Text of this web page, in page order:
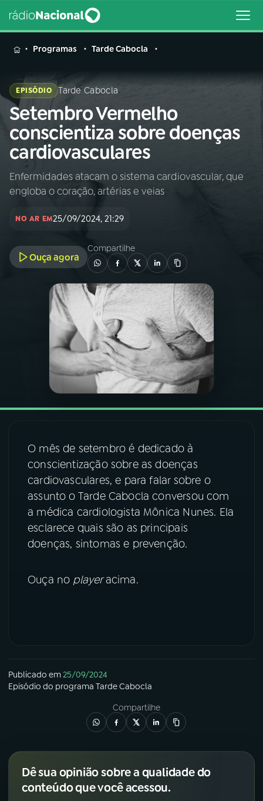
MENU
Buscar
na
Rádio
Nacional
Buscar
AO VIVO
INÍCIO
A RÁDIO
PROGRAMAÇÃO
PROGRAMAS
PODCASTS
06VIDEOCASTS
07ÚLTIMAS
08FESTIVAL DE MÚSICA
ACOMPANHE A RÁDIO NACIONAL
YouTube Facebook
Instagram
Programas Tarde Cabocla
EPISÓDIO Tarde Cabocla
Setembro Vermelho
conscientiza sobre doenças
cardiovasculares
Enfermidades atacam o sistema cardiovascular, que
engloba o coração, artérias e veias
NO AR EM25/09/2024, 21:29
Ouça agora
Compartilhe
O mês de setembro é dedicado à
conscientização sobre as doenças
cardiovasculares, e para falar sobre o
assunto o Tarde Cabocla conversou com
a médica cardiologista Mônica Nunes. Ela
esclarece quais são as principais
doenças, sintomas e prevenção.
Ouça no playeracima.
Publicado em25/09/2024
Episódio do programa Tarde Cabocla
Compartilhe
Dê sua opinião sobre a qualidade do
conteúdo que você acessou.